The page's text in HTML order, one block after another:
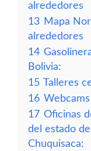
alrededores
13 Mapa
alrededores
14
Bolivia:
15 Talleres
16
17 Oficinas
del estado
Chuquisaca: